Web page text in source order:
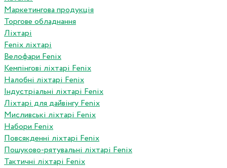
Маркетингова продукція
Торгове обладнання
Ліхтарі
Fenix ліхтарі
Велофари Fenix
Кемпінгові ліхтарі Fenix
Налобні ліхтарі Fenix
Індустріальні ліхтарі Fenix
Ліхтарі для дайвінгу Fenix
Мисливські ліхтарі Fenix
Набори Fenix
Повсякденні ліхтарі Fenix
Пошуково-рятувальні ліхтарі Fenix
Тактичні ліхтарі Fenix